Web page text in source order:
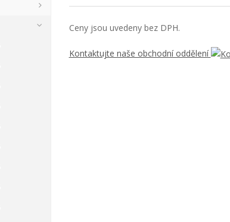
Ceny jsou uvedeny bez DPH.
Kontaktujte naše obchodní oddělení